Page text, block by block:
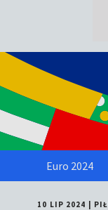
Euro 2024
10 LIP 2024